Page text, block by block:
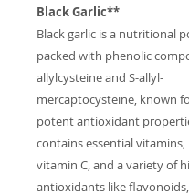
Black Garlic**
Black garlic is a nutritional
packed with phenolic
allylcysteine and S-allyl-
mercaptocysteine, known
potent antioxidant
contains essential
vitamin C, and a variety of
antioxidants like